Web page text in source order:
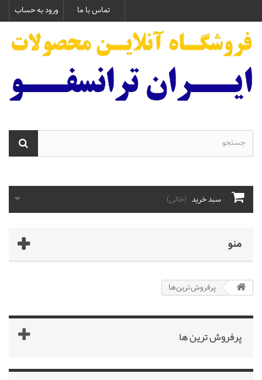
ورود به حساب تماس با ما
سبد خرید (خالی)
منو
پرفروش‌ترین‌ها
پرفروش ترین‌ ها